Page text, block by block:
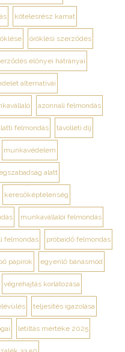
kötelesrész kamat
öröklési szerződés
előnyei hátrányai
alternatívái
azonnali felmondás
felmondás távolléti díj
munkavédelem
alatt
keresőképtelenség
munkavállalói felmondás
felmondás próbaidő felmondás
papírok egyenlő bánásmód
végrehajtás korlátozása
teljesítés igazolása
letiltás mértéke 2025